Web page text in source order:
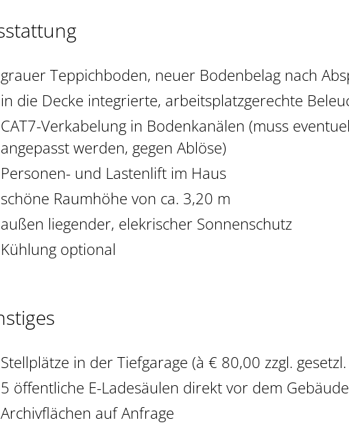
grauer Teppichboden, neuer Bodenbelag nach
in die Decke integrierte, arbeitsplatzgerechte
CAT7-Verkabelung in Bodenkanälen (muss
angepasst werden, gegen Ablöse)
Personen- und Lastenlift im Haus
schöne Raumhöhe von ca. 3,20 m
außen liegender, elekrischer Sonnenschutz
Kühlung optional
Stellplätze in der Tiefgarage (à € 80,00 zzgl.
5 öffentliche E-Ladesäulen direkt vor dem Gebäude
Archivflächen auf Anfrage